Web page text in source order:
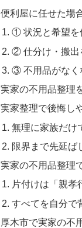
便利屋に任せた場
① 状況と希望を
② 仕分け・搬出
③ 不用品がなく
実家の不用品整理
実家整理で後悔し
無理に家族だけ
限界まで先延ば
実家の不用品整理
片付けは「親孝
すべてを自分で
厚木市で実家の不